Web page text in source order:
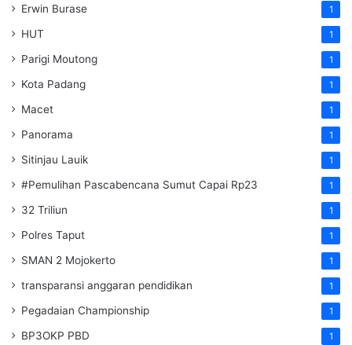
Erwin Burase 1
HUT 1
Parigi Moutong 1
Kota Padang 1
Macet 1
Panorama 1
Sitinjau Lauik 1
#Pemulihan Pascabencana Sumut Capai Rp23 1
32 Triliun 1
Polres Taput 1
SMAN 2 Mojokerto 1
transparansi anggaran pendidikan 1
Pegadaian Championship 1
BP3OKP PBD 1